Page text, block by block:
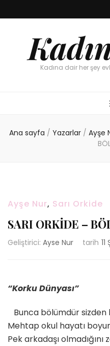
Kadına dair her şey
Ana sayfa / Yazarlar / Ayşe
Ayşe Nur, Sarı Orkide
SARI ORKİDE –
Geliştirici: Ayse Nur tarih
“Korku Dünyası”
Bunca bölümdür sizden
Mehtap okul hayatı
Pek arkadaşı